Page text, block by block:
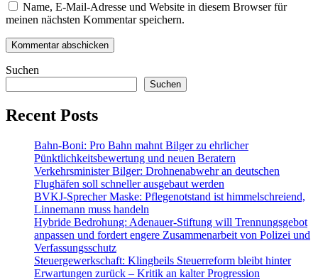
Name, E-Mail-Adresse und Website in diesem Browser für
meinen nächsten Kommentar speichern.
Suchen
Suchen
Recent Posts
Bahn-Boni: Pro Bahn mahnt Bilger zu ehrlicher
Pünktlichkeitsbewertung und neuen Beratern
Verkehrsminister Bilger: Drohnenabwehr an deutschen
Flughäfen soll schneller ausgebaut werden
BVKJ-Sprecher Maske: Pflegenotstand ist himmelschreiend,
Linnemann muss handeln
Hybride Bedrohung: Adenauer-Stiftung will Trennungsgebot
anpassen und fordert engere Zusammenarbeit von Polizei und
Verfassungsschutz
Steuergewerkschaft: Klingbeils Steuerreform bleibt hinter
Erwartungen zurück – Kritik an kalter Progression